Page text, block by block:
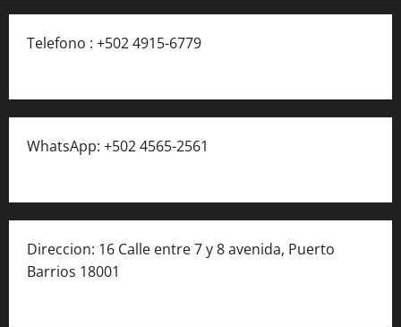
Telefono : +502 4915-6779
WhatsApp: +502 4565-2561
Direccion: 16 Calle entre 7 y 8 avenida, Puerto
Barrios 18001